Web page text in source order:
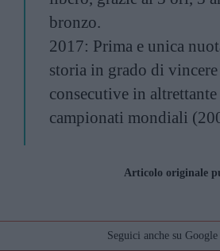
bronzo.
2017: Prima e unica
storia in grado di
consecutive in
campionati mondiali
Articolo originale
Seguici anche su Google